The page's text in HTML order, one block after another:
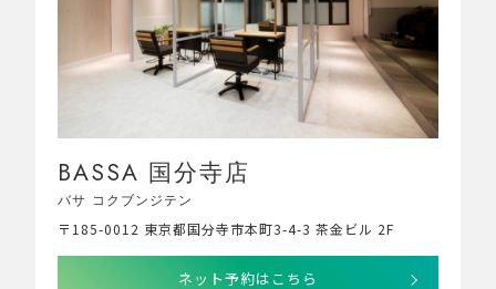
BASSA 国分寺店
バサ コクブンジテン
〒185-0012 東京都国分寺市本町3-4-3 茶金ビル 2F
ネット予約はこちら